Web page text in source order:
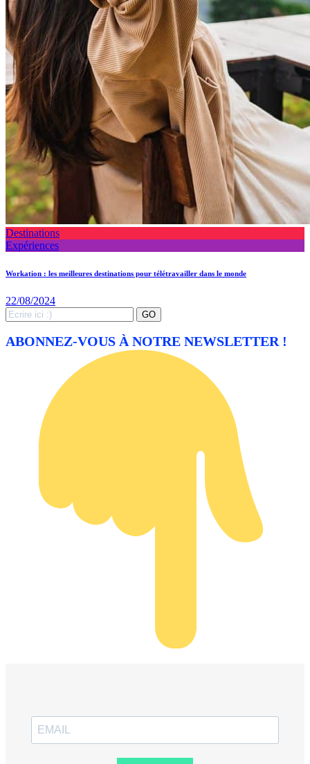
Destinations
Expériences
Workation : les meilleures destinations pour télétravailler dans le monde
22/08/2024
Search
for:
GO
ABONNEZ-VOUS À NOTRE NEWSLETTER !